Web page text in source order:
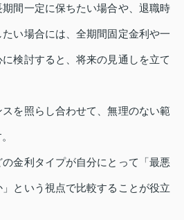
間一定に保ちたい場合や、退職時
い場合には、全期間固定金利や一
検討すると、将来の見通しを立て
を照らし合わせて、無理のない範
金利タイプが自分にとって「最悪
という視点で比較することが役立